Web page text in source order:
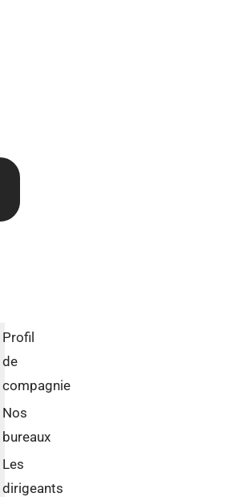
Profil
de
compagnie
Nos
bureaux
Les
dirigeants